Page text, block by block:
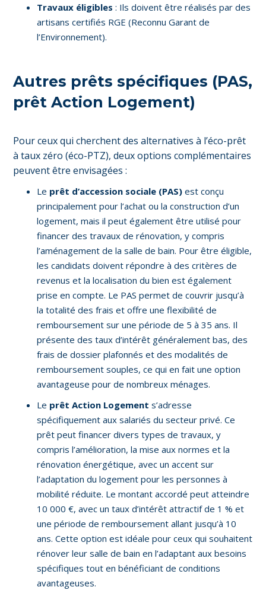
Travaux éligibles : Ils doivent être réalisés par des
artisans certifiés RGE (Reconnu Garant de
l’Environnement).
Autres prêts spécifiques (PAS,
prêt Action Logement)
Pour ceux qui cherchent des alternatives à l’éco-prêt
à taux zéro (éco-PTZ), deux options complémentaires
peuvent être envisagées :
Le prêt d’accession sociale (PAS) est conçu
principalement pour l’achat ou la construction d’un
logement, mais il peut également être utilisé pour
financer des travaux de rénovation, y compris
l’aménagement de la salle de bain. Pour être éligible,
les candidats doivent répondre à des critères de
revenus et la localisation du bien est également
prise en compte. Le PAS permet de couvrir jusqu’à
la totalité des frais et offre une flexibilité de
remboursement sur une période de 5 à 35 ans. Il
présente des taux d’intérêt généralement bas, des
frais de dossier plafonnés et des modalités de
remboursement souples, ce qui en fait une option
avantageuse pour de nombreux ménages.
Le prêt Action Logement s’adresse
spécifiquement aux salariés du secteur privé. Ce
prêt peut financer divers types de travaux, y
compris l’amélioration, la mise aux normes et la
rénovation énergétique, avec un accent sur
l’adaptation du logement pour les personnes à
mobilité réduite. Le montant accordé peut atteindre
10 000 €, avec un taux d’intérêt attractif de 1 % et
une période de remboursement allant jusqu’à 10
ans. Cette option est idéale pour ceux qui souhaitent
rénover leur salle de bain en l’adaptant aux besoins
spécifiques tout en bénéficiant de conditions
avantageuses.